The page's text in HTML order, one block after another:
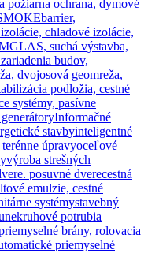
požiarna ochrana, dymové
chladové izolácie,
suchá výstavba,
budov,
dvojosová geomreža,
podložia, cestné
systémy, pasívne
Informačné
stavbyinteligentné
terénne úpravyoceľové
výroba strešných
posuvné dverecestná
emulzie, cestné
systémystavebný
nekruhové potrubia
brány, rolovacia
priemyselné